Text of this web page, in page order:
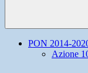
PON 2014-
Azione